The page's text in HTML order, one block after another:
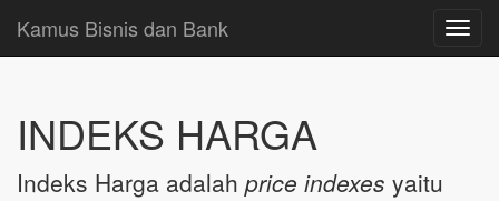
Kamus Bisnis dan Bank
INDEKS HARGA
Indeks Harga adalah price indexes yaitu